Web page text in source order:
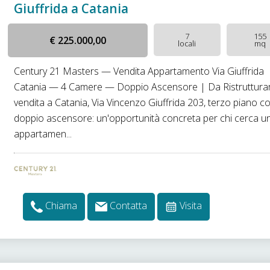
Giuffrida a Catania
€ 225.000,00 7
locali
155
mq
Century 21 Masters — Vendita Appartamento Via Giuffrida
Catania — 4 Camere — Doppio Ascensore | Da
vendita a Catania, Via Vincenzo Giuffrida 203, terzo piano
doppio ascensore: un'opportunità concreta per chi cerca
appartamen...
Chiama Contatta Visita